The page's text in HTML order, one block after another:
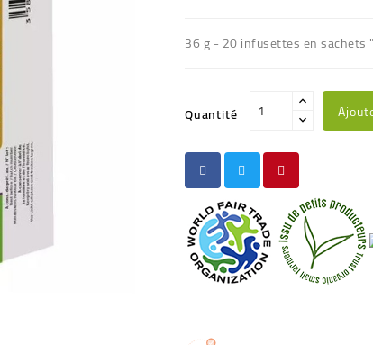
36 g - 20 infusettes en sachets
Quantité